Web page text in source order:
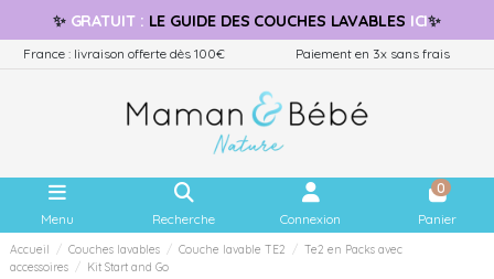
✨ GRATUIT: LE GUIDE DES COUCHES LAVABLES ICI✨
France : livraison offerte dès 100€ Paiement en 3x sans frais
Menu Recherche Connexion
0
Panier
Accueil Couches lavables Couche lavable TE2
Te2 en Packs avec
accessoires
Kit Start and Go